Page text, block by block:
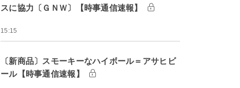
スに協力〔ＧＮＷ〕【時事通信速報】
15:15
〔新商品〕スモーキーなハイボール＝アサヒビ
ール【時事通信速報】